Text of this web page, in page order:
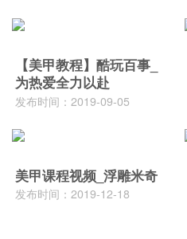
【美甲教程】酷玩百事_
为热爱全力以赴
发布时间：2019-09-05
美甲课程视频_浮雕米奇
发布时间：2019-12-18